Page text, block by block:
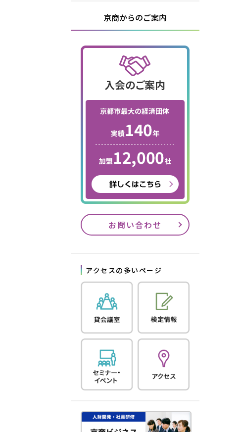
京商からのご案内
お問い合わせ
アクセスの多いページ